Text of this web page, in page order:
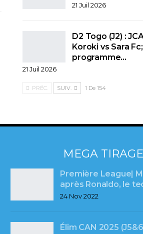
21 Juil 2026
D2 Togo (J2) :
Koroki vs Sara
programme…
21 Juil 2026
PRÉC. SUIV. 1 De 154
MEGA TIRAGE
Première League|
après Ronaldo, le
24 Nov 2022
Élim CAN 2025